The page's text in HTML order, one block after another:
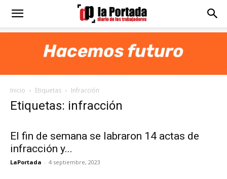
Diario
Portada
Inicio Etiquetas Infracción
Etiquetas: infracción
El fin de semana se labraron 14 actas de
infracción y...
LaPortada - 4 septiembre, 2023